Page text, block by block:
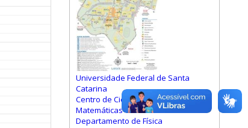
Universidade Federal de Santa
Catarina
Centro de Ciências Físicas e
Matemáticas
Departamento de Física